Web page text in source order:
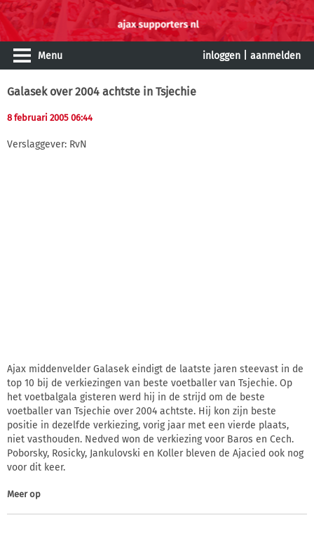
Menu inloggen aanmelden
Galasek over 2004 achtste in Tsjechie
8 februari 2005 06:44
Verslaggever: RvN
Ajax middenvelder Galasek eindigt de laatste jaren steevast in de
top 10 bij de verkiezingen van beste voetballer van Tsjechie. Op
het voetbalgala gisteren werd hij in de strijd om de beste
voetballer van Tsjechie over 2004 achtste. Hij kon zijn beste
positie in dezelfde verkiezing, vorig jaar met een vierde plaats,
niet vasthouden. Nedved won de verkiezing voor Baros en Cech.
Poborsky, Rosicky, Jankulovski en Koller bleven de Ajacied ook nog
voor dit keer.
Meer op